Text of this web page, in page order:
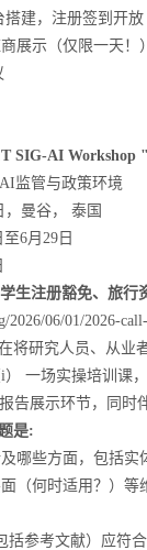
搭建，注册签到开放
展示（仅限一天！
SIG-AI Workshop
AI监管与政策环境
， 曼谷，
泰国
至6月 29日
生注册豁免、旅行
2026/06/01/2026-
将研究人员、从业
i） 一场实操培训课
告展示环节，同时
是:
哪些方面，包括
（何时适用？）等
括参考文献）应符